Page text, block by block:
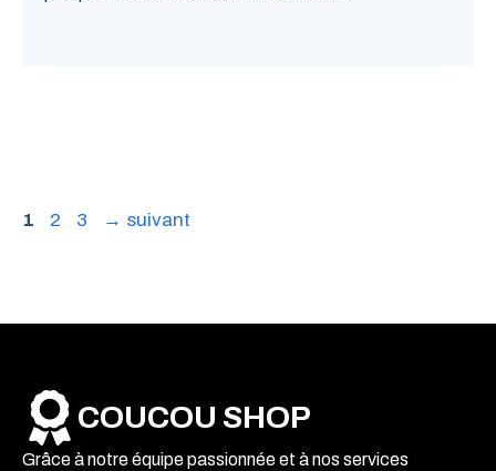
Page
1 Page
2 Page
3 → suivant
COUCOU SHOP
Grâce à notre équipe passionnée et à nos services